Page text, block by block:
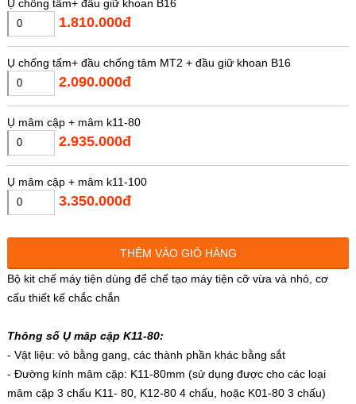
Ụ chống tấm+ đầu giữ khoan B16
1.810.000đ
Ụ chống tấm+ đầu chống tâm MT2 + đầu giữ khoan B16
2.090.000đ
Ụ mâm cập + mâm k11-80
2.935.000đ
Ụ mâm cập + mâm k11-100
3.350.000đ
Xích / dây curoa 160J (chu vi 406mm)
Xích / dây curoa 180J (chu vi 457mm)
Xích / dây curoa 220J (chu vi 559mm)
90.000đ
THÊM VÀO GIỎ HÀNG
Bộ kit chế máy tiện dùng để chế tạo máy tiện cỡ vừa và nhỏ, cơ
cấu thiết kế chắc chắn
Thông số Ụ mâp cập K11-80:
- Vật liệu: vỏ bằng gang, các thành phần khác bằng sắt
- Đường kính mâm cặp: K11-80mm (sử dụng được cho các loại
mâm cặp 3 chấu K11- 80, K12-80 4 chấu, hoặc K01-80 3 chấu)